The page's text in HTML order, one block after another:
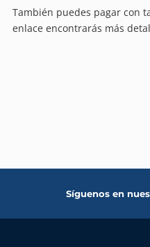
También puedes pagar con
enlace encontrarás más
Síguenos en